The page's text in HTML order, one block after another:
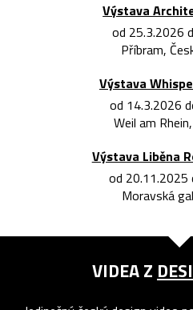
Výstava
od 25.3.2026
Příbram,
Výstava
od 14.3.2026
Weil am
Výstava Liběna
od 20.11.2025
Moravská
VIDEA Z